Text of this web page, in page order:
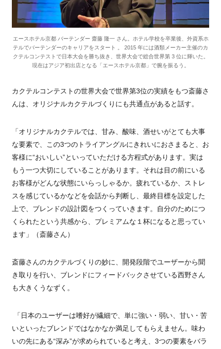
エースホテル京都 バーテンダー 齋藤 隆一 さん。ホテル学校を卒業後、外資系ホ
テルでバーテンダーのキャリアをスタート 。 2015 年には酒類メーカー主催のカ
クテルコンテストで日本大会を勝ち抜き、世界大会で総合世界第 3 位に輝いた。
現在はアジア初出店となる「エースホテル京都」で腕を振るう。
カクテルコンテストの世界大会で世界第3位の実績をもつ斎藤さ
んは、オリジナルカクテルづくりにも共通点があると話す。
「オリジナルカクテルでは、甘み、酸味、酒せいがとても大事
な要素で、この3つのトライアングルにきれいにおさまると、お
客様に“おいしい”といっていただける方程式があります。実は
もう一つ大切にしていることがあります。それは目の前にいる
お客様がどんな状態にいらっしゃるか。疲れているか、ストレ
スを感じているかなどを会話から判断し、最終目標を設定した
上で、ブレンドの設計図をつくっていきます。自分のためにつ
くられたという共感から、プレミアムな１杯になると思ってい
ます」（斎藤さん）
斎藤さんのカクテルづくりの妙に、開発段階でユーザーから聞
き取りを行い、ブレンドにフィードバックさせている西野さん
も大きくうなずく。
「日本のユーザーは嗜好が繊細で、単に強い・弱い、甘い・苦
いといったブレンドではなかなか満足してもらえません。味わ
いの先にある“深み”が求められていると考え、3つの要素をバラ